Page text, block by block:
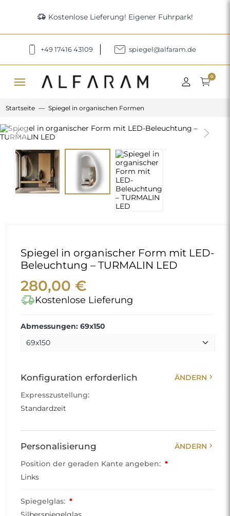
delivery_truck_speed Kostenlose Lieferung! Eigener Fuhrpark!
+49 17416 43109 spiegel@alfaram.de
menu 0
Startseite Spiegel in organischen Formen
Previous Next
Spiegel in organischer Form mit LED-
Beleuchtung – TURMALIN LED
280,00 €
delivery_truck_speedKostenlose Lieferung
Abmessungen: 69x150
Konfiguration erforderlich ÄNDERN chevron_right
Expresszustellung:
Standardzeit
Personalisierung ÄNDERN chevron_right
Position der geraden Kante angeben: *
Links
Spiegelglas: *